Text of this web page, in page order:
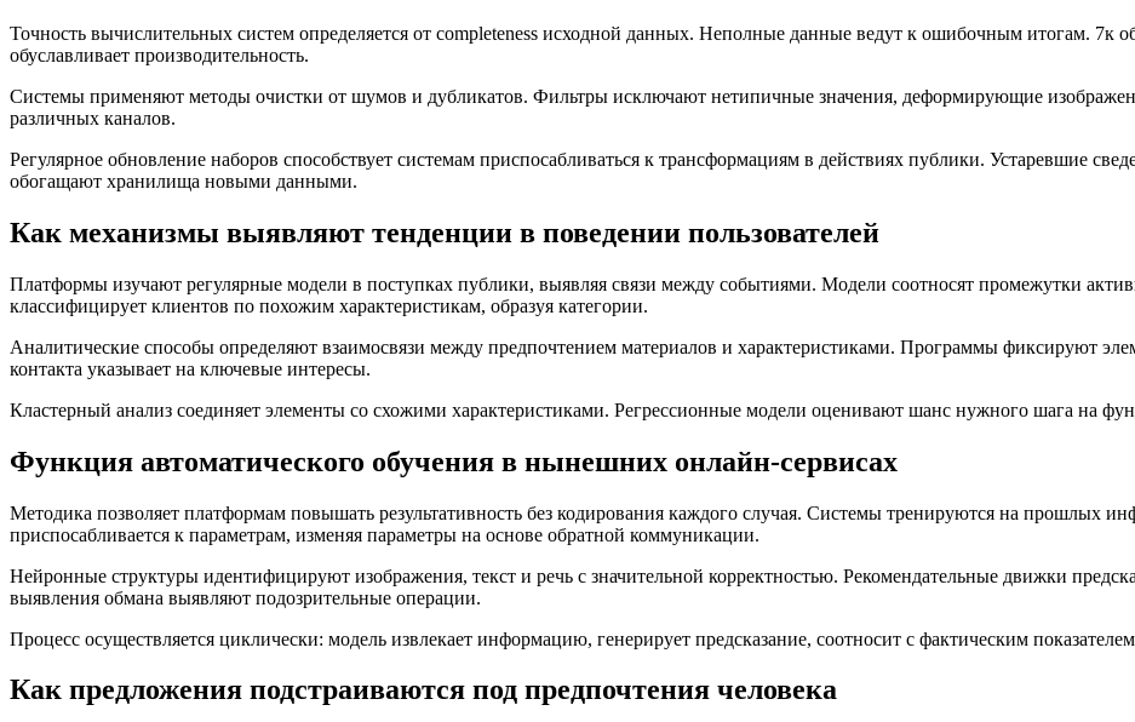
Точность вычислительных систем определяется от completeness исходной данных. Неполные данные ведут к ошибочным итогам. 7к
обуславливает производительность.
Системы применяют методы очистки от шумов и дубликатов. Фильтры исключают нетипичные значения, деформирующие
различных каналов.
Регулярное обновление наборов способствует системам приспосабливаться к трансформациям в действиях публики. Устаревшие
обогащают хранилища новыми данными.
Как механизмы выявляют тенденции в поведении пользователей
Платформы изучают регулярные модели в поступках публики, выявляя связи между событиями. Модели соотносят промежутки
классифицирует клиентов по похожим характеристикам, образуя категории.
Аналитические способы определяют взаимосвязи между предпочтением материалов и характеристиками. Программы фиксируют
контакта указывает на ключевые интересы.
Кластерный анализ соединяет элементы со схожими характеристиками. Регрессионные модели оценивают шанс нужного шага на
Функция автоматического обучения в нынешних онлайн-сервисах
Методика позволяет платформам повышать результативность без кодирования каждого случая. Системы тренируются на прошлых
приспосабливается к параметрам, изменяя параметры на основе обратной коммуникации.
Нейронные структуры идентифицируют изображения, текст и речь с значительной корректностью. Рекомендательные движки
выявления обмана выявляют подозрительные операции.
Процесс осуществляется циклически: модель извлекает информацию, генерирует предсказание, соотносит с фактическим
Как предложения подстраиваются под предпочтения человека